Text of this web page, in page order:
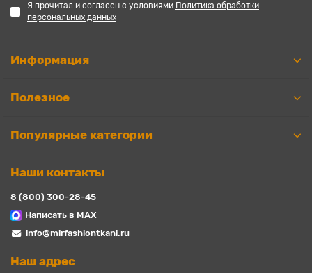
Я прочитал и согласен с условиями Политика обработки
персональных данных
Информация
Полезное
Популярные категории
Наши контакты
8 (800) 300-28-45
Написать в MAX
info@mirfashiontkani.ru
Наш адрес